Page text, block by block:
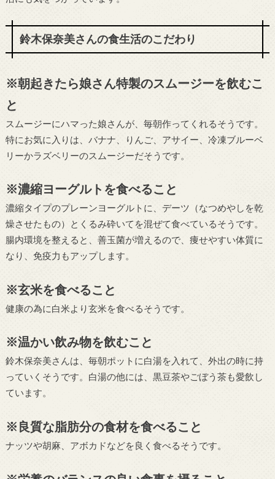
鈴木保奈美さんの食生活のこだわり
※朝起きたら娘さん特製のスムージーを飲むこ
と
スムージーにハマった娘さんが、毎朝作ってくれるそうです。
特にお気に入りは、バナナ、りんご、アサイー、冷凍ブルーベ
リーかラズベリーのスムージーだそうです。
※濃縮ヨーグルトを食べること
濃縮タイプのプレーンヨーグルトに、デーツ（なつめやしを乾
燥させたもの）とくるみ砕いてを混ぜて食べているそうです。
腸内環境を整えると、善玉菌が増えるので、痩せやすい体質に
なり、免疫力もアップします。
※玄米を食べること
健康の為に白米より玄米を食べるそうです。
※温かい飲み物を飲むこと
鈴木保奈美さんは、毎朝ポットに白湯を入れて、外出の時に持
っていくそうです。白湯の他には、黒豆茶やごぼう茶も愛飲し
ています。
※良質な脂肪分の食材を食べること
ナッツや胡麻、アボカドなどを良く食べるそうです。